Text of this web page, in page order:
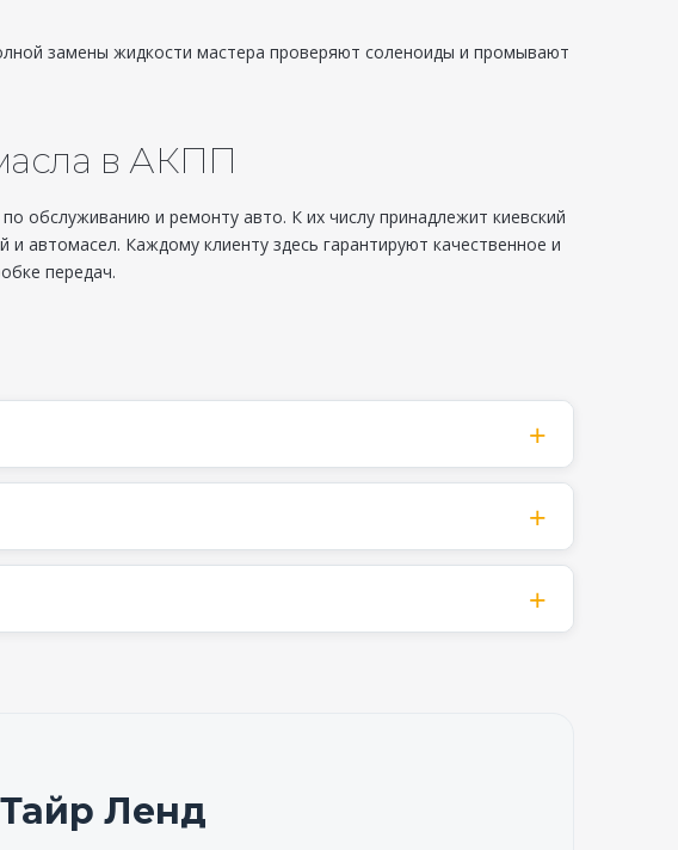
замены жидкости мастера проверяют соленоиды и промывают
в АКПП
обслуживанию и ремонту авто. К их числу принадлежит киевский
автомасел. Каждому клиенту здесь гарантируют качественное и
передач.
Ленд